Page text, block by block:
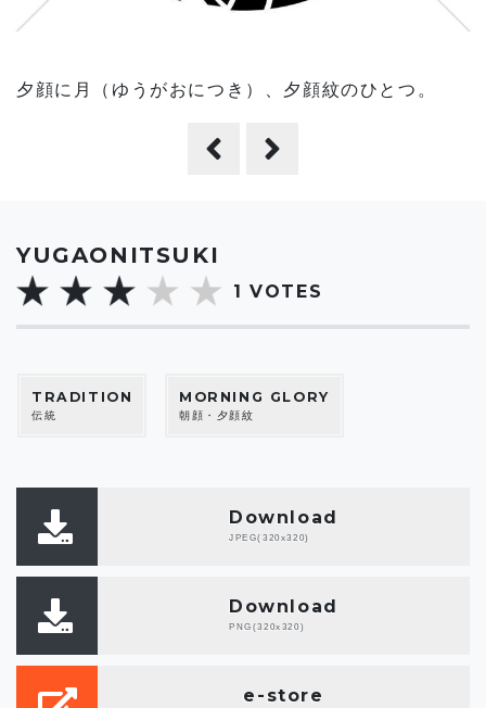
YUGAONITSUKI
1 VOTES
TRADITION
伝統
MORNING GLORY
朝顔・夕顔紋
Download
JPEG(320x320)
Download
PNG(320x320)
e-store
夕顔に月（ゆうがおにつき）、夕顔紋のひとつ。